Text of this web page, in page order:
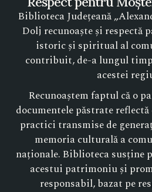
Biblioteca Județeană
Dolj recunoaște și
istoric și spiritual al
contribuit, de-a lungul
acestei
Recunoaștem faptul că o
documentele păstrate
practici transmise de
memoria culturală a
naționale. Biblioteca
acestui patrimoniu și
responsabil, bazat pe